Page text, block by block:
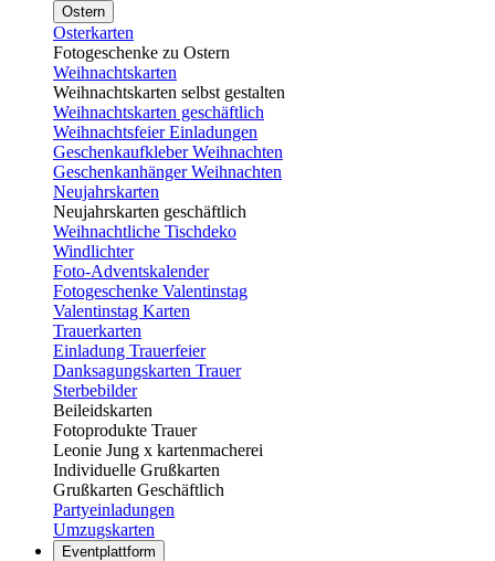
Ostern
Osterkarten
Fotogeschenke zu Ostern
Weihnachtskarten
Weihnachtskarten selbst gestalten
Weihnachtskarten geschäftlich
Weihnachtsfeier Einladungen
Geschenkaufkleber Weihnachten
Geschenkanhänger Weihnachten
Neujahrskarten
Neujahrskarten geschäftlich
Weihnachtliche Tischdeko
Windlichter
Foto-Adventskalender
Fotogeschenke Valentinstag
Valentinstag Karten
Trauerkarten
Einladung Trauerfeier
Danksagungskarten Trauer
Sterbebilder
Beileidskarten
Fotoprodukte Trauer
Leonie Jung x kartenmacherei
Individuelle Grußkarten
Grußkarten Geschäftlich
Partyeinladungen
Umzugskarten
Eventplattform